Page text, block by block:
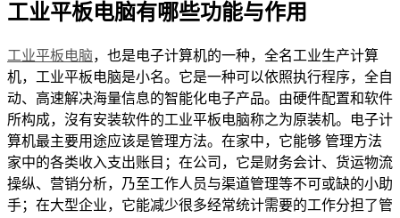
工业平板电脑有哪些功能与作用
工业平板电脑，也是电子计算机的一种，全名工业生产计算
机，工业平板电脑是小名。它是一种可以依照执行程序，全自
动、高速解决海量信息的智能化电子产品。由硬件配置和软件
所构成，沒有安装软件的工业平板电脑称之为原装机。电子计
算机最主要用途应该是管理方法。在家中，它能够 管理方法
家中的各类收入支出账目；在公司，它是财务会计、货运物流
操纵、营销分析，乃至工作人员与渠道管理等不可或缺的小助
手；在大型企业，它能减少很多经常统计需要的工作分担了管